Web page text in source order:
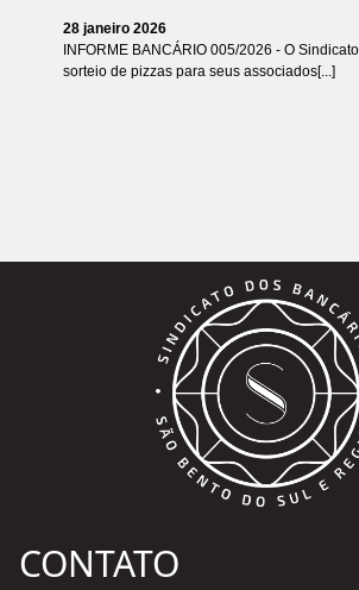
28 janeiro 2026
INFORME BANCÁRIO 005/2026 - O
sorteio de pizzas para seus associados[...]
CONTATO